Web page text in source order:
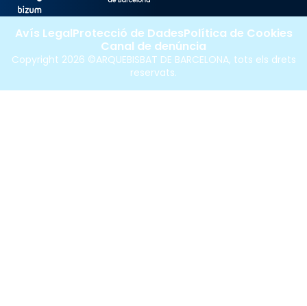
Copyright 2026 ©ARQUEBISBAT DE BARCELONA, tots els drets
reservats.
Avís LegalProtecció de DadesPolítica de Cookies
Canal de denúncia